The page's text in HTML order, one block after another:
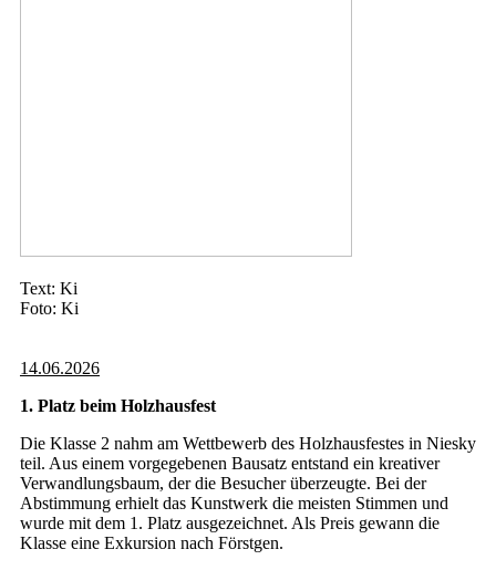
Text: Ki
Foto: Ki
14.06.2026
1. Platz beim Holzhausfest
Die Klasse 2 nahm am Wettbewerb des Holzhausfestes in Niesky
teil. Aus einem vorgegebenen Bausatz entstand ein kreativer
Verwandlungsbaum, der die Besucher überzeugte. Bei der
Abstimmung erhielt das Kunstwerk die meisten Stimmen und
wurde mit dem 1. Platz ausgezeichnet. Als Preis gewann die
Klasse eine Exkursion nach Förstgen.